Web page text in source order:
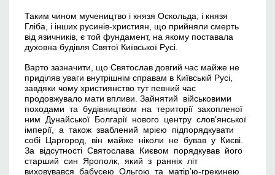
Таким чином мучеництво і князя Оскольда, і князя
Гліба, і інших русинів-християн, що прийняли смерть
від язичників, є той фундамент, на якому поставала
духовна будівля Святої Київської Русі.
Варто зазначити, що Святослав довгий час майже не
приділяв уваги внутрішнім справам в Київській Русі,
завдяки чому християнство тут певний час
продовжувало мати впливи. Зайнятий військовими
походами та будівництвом на території захопленої
ним Дунайської Болгарії нового центру слов’янської
імперії, а також зваблений мрією підпорядкувати
собі Царгород, він майже ніколи не бував у Києві.
За відсутності Святослава Києвом порядкував його
старший син Ярополк, який з ранніх літ
виховувався бабусею Ольгою та матір’ю-грекинею